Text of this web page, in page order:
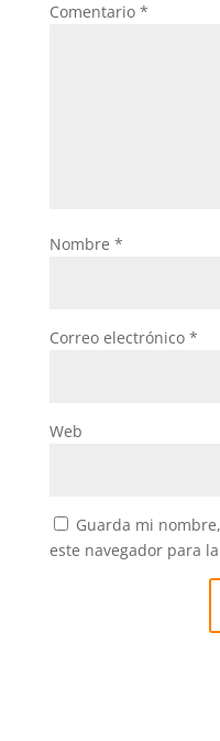
Comentario *
Nombre *
Correo electrónico *
Web
Guarda mi
este navegador para